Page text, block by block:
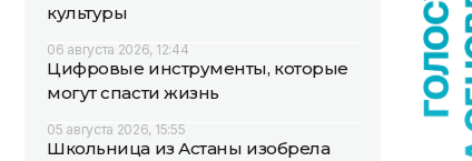
культуры
06 августа 2026, 12:44
Цифровые инструменты, которые
могут спасти жизнь
05 августа 2026, 15:55
Школьница из Астаны изобрела